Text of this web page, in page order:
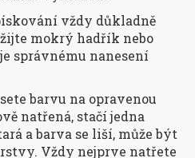
vždy důkladně
mokrý hadřík nebo
správnému nanesení
barvu na opravenou
natřená, stačí jedna
a barva se liší, může být
Vždy nejprve natřete